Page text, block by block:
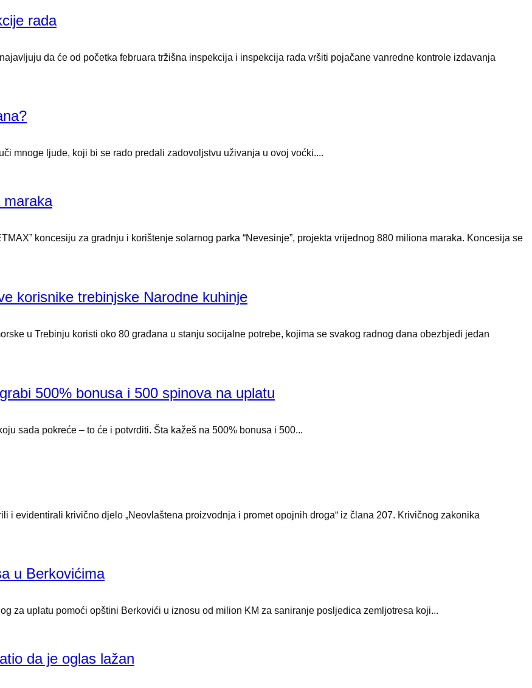
rada
da će od početka februara tržišna inspekcija i inspekcija rada vršiti pojačane vanredne kontrole izdavanja
mnoge ljude, koji bi se rado predali zadovoljstvu uživanja u ovoj voćki....
maraka
koncesiju za gradnju i korištenje solarnog parka “Nevesinje”, projekta vrijednog 880 miliona maraka. Koncesija se
korisnike trebinjske Narodne kuhinje
u Trebinju koristi oko 80 građana u stanju socijalne potrebe, kojima se svakog radnog dana obezbjedi jedan
500% bonusa i 500 spinova na uplatu
sada pokreće – to će i potvrditi. Šta kažeš na 500% bonusa i 500...
i evidentirali krivično djelo „Neovlaštena proizvodnja i promet opojnih droga“ iz člana 207. Krivičnog zakonika
u Berkovićima
za uplatu pomoći opštini Berkovići u iznosu od milion KM za saniranje posljedica zemljotresa koji...
da je oglas lažan